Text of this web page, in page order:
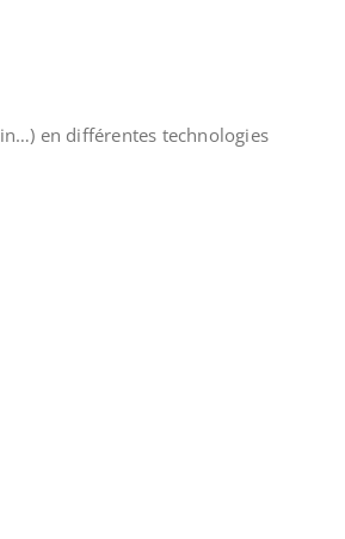
en différentes technologies